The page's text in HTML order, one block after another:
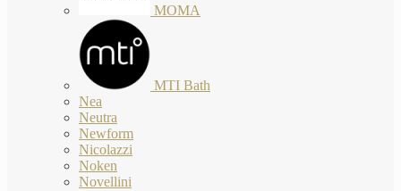
MOMA
MTI Bath
Nea
Neutra
Newform
Nicolazzi
Noken
Novellini